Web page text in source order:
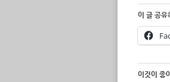
이 글 공유
이것이 좋